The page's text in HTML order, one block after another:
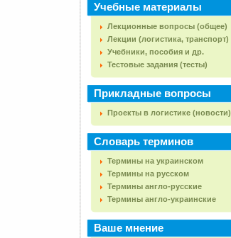
Учебные материалы
Лекционные вопросы (общее)
Лекции (логистика, транспорт)
Учебники, пособия и др.
Тестовые задания (тесты)
Прикладные вопросы
Проекты в логистике (новости)
Словарь терминов
Термины на украинском
Термины на русском
Термины англо-русские
Термины англо-украинские
Ваше мнение